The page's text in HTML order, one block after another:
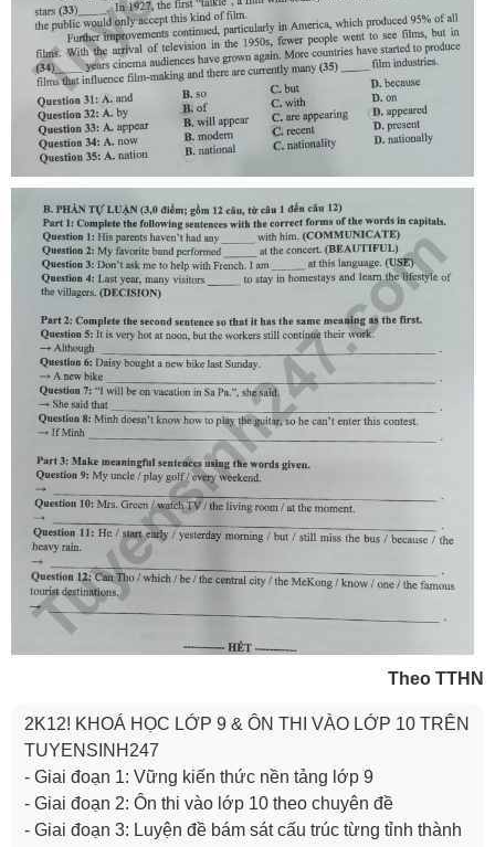
Theo TTHN
2K12! KHOÁ HỌC LỚP 9 & ÔN THI VÀO LỚP 10 TRÊN
TUYENSINH247
- Giai đoạn 1: Vững kiến thức nền tảng lớp 9
- Giai đoạn 2: Ôn thi vào lớp 10 theo chuyên đề
- Giai đoạn 3: Luyện đề bám sát cấu trúc từng tỉnh thành